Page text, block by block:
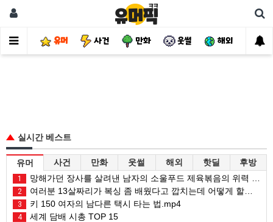
유머 사건 만화 웃썰 해외 핫
실시간 베스트
유머 사건 만화 웃썰 해외 핫딜 후방
1 망해가던 장사를 살려낸 남자의 소울푸드 제육볶음의 위력 ㅋㅋ
2 여러분 13살짜리가 복싱 좀 배웠다고 깝치는데 어떻게 할까요?
3 키 150 여자의 남다른 택시 타는 법.mp4
4 세계 담배 시총 TOP 15